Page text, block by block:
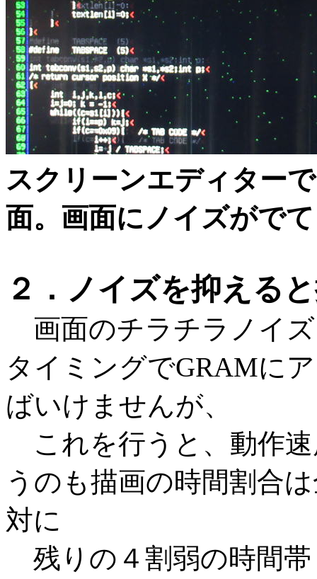
スクリーンエディター
面。画面にノイズがで
２．ノイズを抑える
画面のチラチラノイ
タイミングでGRAMに
ばいけませんが、
これを行うと、動作
うのも描画の時間割合
対に
残りの４割弱の時間